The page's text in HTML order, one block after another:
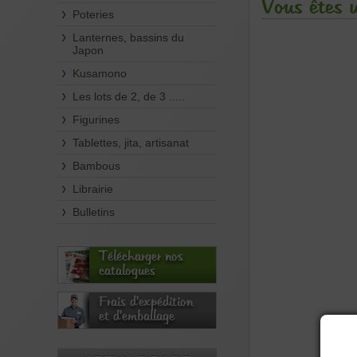
Poteries
Lanternes, bassins du
Japon
Kusamono
Les lots de 2, de 3 .....
Figurines
Tablettes, jita, artisanat
Bambous
Librairie
Bulletins
Télécharger nos
catalogues
Frais d'expédition
et d'emballage
Vous êtes